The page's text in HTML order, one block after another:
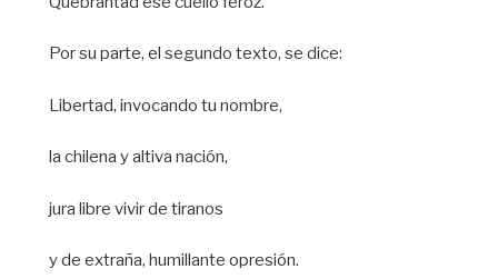
Por su parte, el segundo texto, se dice:
Libertad, invocando tu nombre,
la chilena y altiva nación,
jura libre vivir de tiranos
y de extraña, humillante opresión.